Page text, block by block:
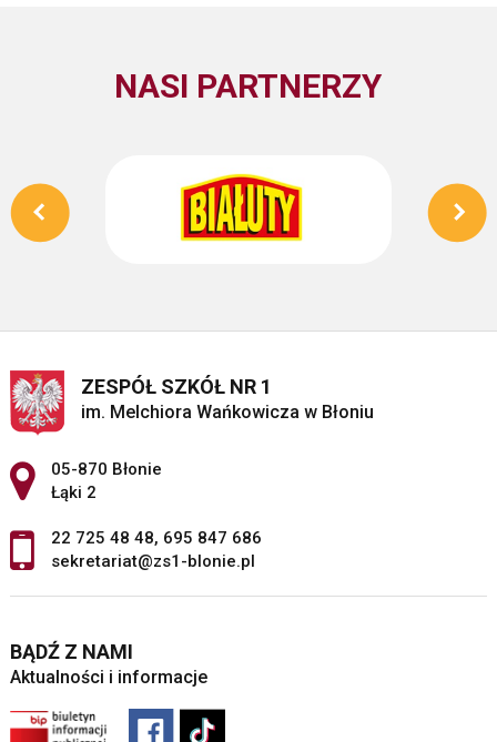
NASI PARTNERZY
ZESPÓŁ SZKÓŁ NR 1
im. Melchiora Wańkowicza w Błoniu
Adres pocztowy:
05-870 Błonie
Łąki 2
22 725 48 48, 695 847 686
sekretariat@zs1-blonie.pl
BĄDŹ Z NAMI
Aktualności i informacje